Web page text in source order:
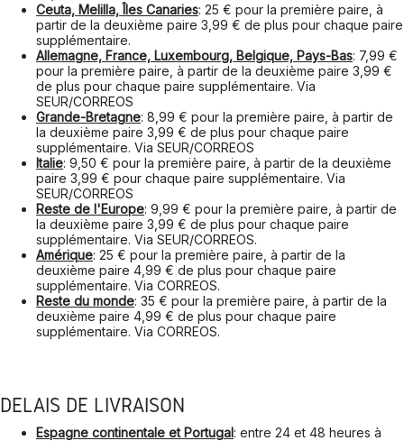
Ceuta, Melilla, Îles Canaries: 25 € pour la première paire, à
partir de la deuxième paire 3,99 € de plus pour chaque paire
supplémentaire.
Allemagne, France, Luxembourg, Belgique, Pays-Bas: 7,99 €
pour la première paire, à partir de la deuxième paire 3,99 €
de plus pour chaque paire supplémentaire. Via
SEUR/CORREOS
Grande-Bretagne: 8,99 € pour la première paire, à partir de
la deuxième paire 3,99 € de plus pour chaque paire
supplémentaire. Via SEUR/CORREOS
Italie: 9,50 € pour la première paire, à partir de la deuxième
paire 3,99 € pour chaque paire supplémentaire. Via
SEUR/CORREOS
Reste de l'Europe: 9,99 € pour la première paire, à partir de
la deuxième paire 3,99 € de plus pour chaque paire
supplémentaire. Via SEUR/CORREOS.
Amérique: 25 € pour la première paire, à partir de la
deuxième paire 4,99 € de plus pour chaque paire
supplémentaire. Via CORREOS.
Reste du monde: 35 € pour la première paire, à partir de la
deuxième paire 4,99 € de plus pour chaque paire
supplémentaire. Via CORREOS.
DÉLAIS DE LIVRAISON
Espagne continentale et Portugal: entre 24 et 48 heures à